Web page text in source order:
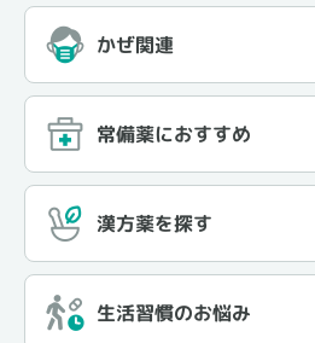
かぜ関連
常備薬におすすめ
漢方薬を探す
生活習慣のお悩み